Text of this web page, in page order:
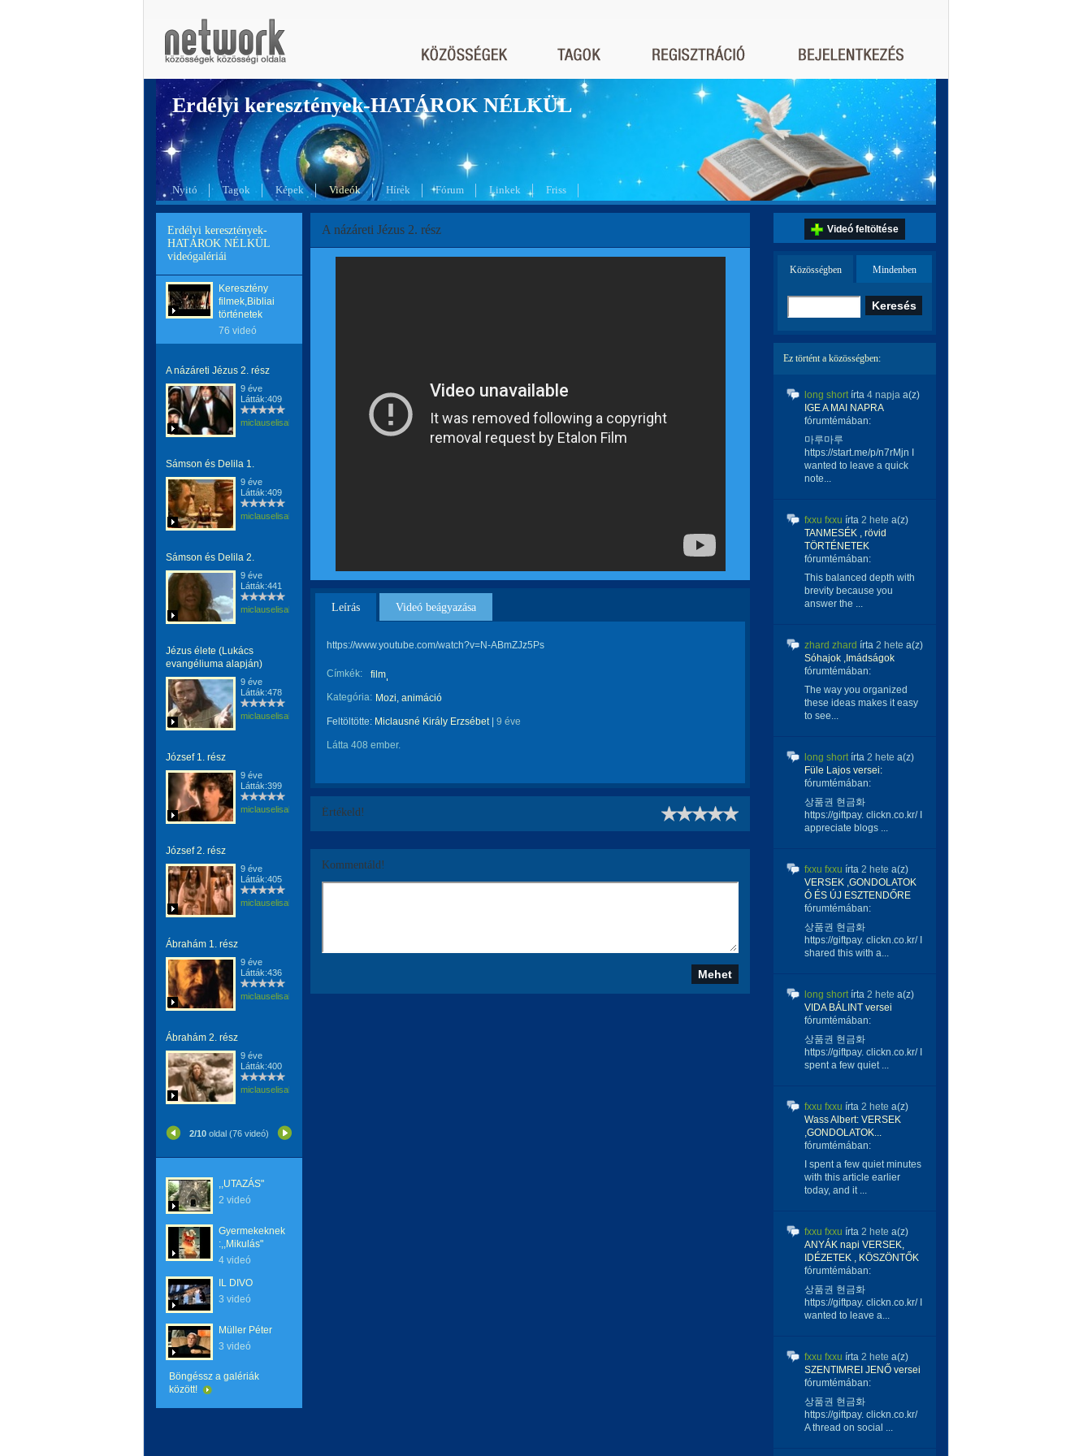
Erdélyi keresztények-HATÁROK NÉLKÜL
Nyitó Tagok Képek Videók Hírek Fórum Linkek Friss
Erdélyi keresztények-
HATÁROK NÉLKÜL
videógalériái
Keresztény
filmek,Bibliai
történetek
76 videó
A názáreti Jézus 2. rész
9 éve
Látták:409
miclauselisabeta
Sámson és Delila 1.
9 éve
Látták:409
miclauselisabeta
Sámson és Delila 2.
9 éve
Látták:441
miclauselisabeta
Jézus élete (Lukács
evangéliuma alapján)
9 éve
Látták:478
miclauselisabeta
József 1. rész
9 éve
Látták:399
miclauselisabeta
József 2. rész
9 éve
Látták:405
miclauselisabeta
Ábrahám 1. rész
9 éve
Látták:436
miclauselisabeta
Ábrahám 2. rész
9 éve
Látták:400
miclauselisabeta
2/10 oldal (76 videó)
,,UTAZÁS"
2 videó
Gyermekeknek
:,,Mikulás"
4 videó
IL DIVO
3 videó
Müller Péter
3 videó
Böngéssz a galériák
között!
A názáreti Jézus 2. rész
Leírás Videó beágyazása
https://www.youtube.com/watch?v=N-ABmZJz5Ps
Címkék:
film
Kategória: Mozi, animáció
Feltöltötte: Miclausné Király Erzsébet| 9 éve
Látta 408 ember.
Értékeld!
Kommentáld!
Videó feltöltése
Közösségben Mindenben
Ez történt a közösségben:
long shortírta 4 napja a(z)
IGE A MAI NAPRA
fórumtémában:
마루마루
https://start.me/p/n7rMjn I
wanted to leave a quick
note...
fxxu fxxu írta 2 hete a(z)
TANMESÉK , rövid
TÖRTÉNETEK
fórumtémában:
This balanced depth with
brevity because you
answer the ...
zhard zhard írta 2 hete a(z)
Sóhajok ,Imádságok
fórumtémában:
The way you organized
these ideas makes it easy
to see...
long shortírta 2 hete a(z)
Füle Lajos versei:
fórumtémában:
상품권 현금화
https://giftpay. clickn.co.kr/ I
appreciate blogs ...
fxxu fxxu írta 2 hete a(z)
VERSEK ,GONDOLATOK
Ó ÉS ÚJ ESZTENDŐRE
fórumtémában:
상품권 현금화
https://giftpay. clickn.co.kr/ I
shared this with a...
long shortírta 2 hete a(z)
VIDA BÁLINT versei
fórumtémában:
상품권 현금화
https://giftpay. clickn.co.kr/ I
spent a few quiet ...
fxxu fxxu írta 2 hete a(z)
Wass Albert: VERSEK
,GONDOLATOK...
fórumtémában:
I spent a few quiet minutes
with this article earlier
today, and it ...
fxxu fxxu írta 2 hete a(z)
ANYÁK napi VERSEK,
IDÉZETEK , KÖSZÖNTŐK
fórumtémában:
상품권 현금화
https://giftpay. clickn.co.kr/ I
wanted to leave a...
fxxu fxxu írta 2 hete a(z)
SZENTIMREI JENŐ versei
fórumtémában:
상품권 현금화
https://giftpay. clickn.co.kr/
A thread on social ...